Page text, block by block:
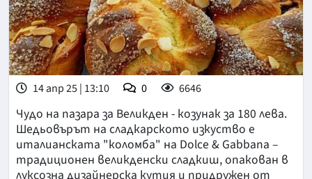
14 апр 25 | 13:10 0 6646
Чудо на пазара за Великден - козунак за 180 лева.
Шедьовърът на сладкарското изкуство е
италианската "коломба" на Dolce & Gabbana –
традиционен великденски сладкиш, опакован в
луксозна дизайнерска кутия и придружен от